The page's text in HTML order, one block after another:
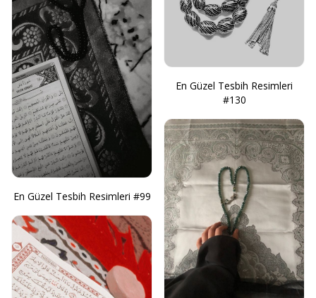
En Güzel Tesbih Resimleri #99
En Güzel Tesbih Resimleri
#130